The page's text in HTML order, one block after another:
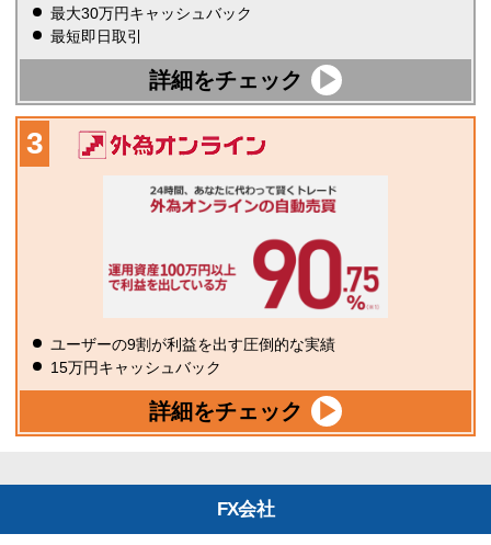
最大30万円キャッシュバック
最短即日取引
詳細をチェック
ユーザーの9割が利益を出す圧倒的な実績
15万円キャッシュバック
詳細をチェック
FX会社